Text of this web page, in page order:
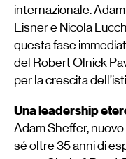
internazionale.
Eisner e Nicola
questa fase
del Robert Olnick
per la crescita
Una leadership
Adam Sheffer,
sé oltre 35 anni di